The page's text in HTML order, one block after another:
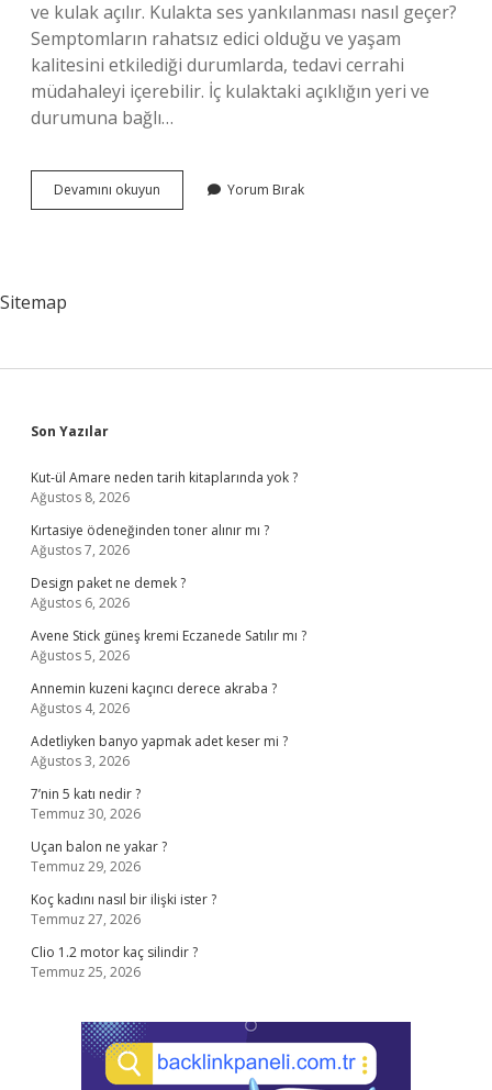
ve kulak açılır. Kulakta ses yankılanması nasıl geçer?
Semptomların rahatsız edici olduğu ve yaşam
kalitesini etkilediği durumlarda, tedavi cerrahi
müdahaleyi içerebilir. İç kulaktaki açıklığın yeri ve
durumuna bağlı…
Devamını okuyun
Nabız
Yorum Bırak
Sitemap
Sidebar
Son Yazılar
Kut-ül Amare neden tarih kitaplarında yok ?
Ağustos 8, 2026
Kırtasiye ödeneğinden toner alınır mı ?
Ağustos 7, 2026
Design paket ne demek ?
Ağustos 6, 2026
Avene Stick güneş kremi Eczanede Satılır mı ?
Ağustos 5, 2026
Annemin kuzeni kaçıncı derece akraba ?
Ağustos 4, 2026
Adetliyken banyo yapmak adet keser mi ?
Ağustos 3, 2026
7’nin 5 katı nedir ?
Temmuz 30, 2026
Uçan balon ne yakar ?
Temmuz 29, 2026
Koç kadını nasıl bir ilişki ister ?
Temmuz 27, 2026
Clio 1.2 motor kaç silindir ?
Temmuz 25, 2026